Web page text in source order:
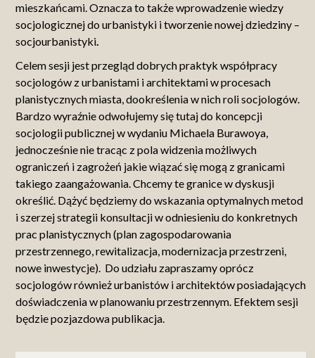
mieszkańcami. Oznacza to także wprowadzenie wiedzy
socjologicznej do urbanistyki i tworzenie nowej dziedziny –
socjourbanistyki.
Celem sesji jest przegląd dobrych praktyk współpracy
socjologów z urbanistami i architektami w procesach
planistycznych miasta, dookreślenia w nich roli socjologów.
Bardzo wyraźnie odwołujemy się tutaj do koncepcji
socjologii publicznej w wydaniu Michaela Burawoya,
jednocześnie nie tracąc z pola widzenia możliwych
ograniczeń i zagrożeń jakie wiązać się mogą z granicami
takiego zaangażowania. Chcemy te granice w dyskusji
określić. Dążyć będziemy do wskazania optymalnych metod
i szerzej strategii konsultacji w odniesieniu do konkretnych
prac planistycznych (plan zagospodarowania
przestrzennego, rewitalizacja, modernizacja przestrzeni,
nowe inwestycje). Do udziału zapraszamy oprócz
socjologów również urbanistów i architektów posiadających
doświadczenia w planowaniu przestrzennym. Efektem sesji
będzie pozjazdowa publikacja.